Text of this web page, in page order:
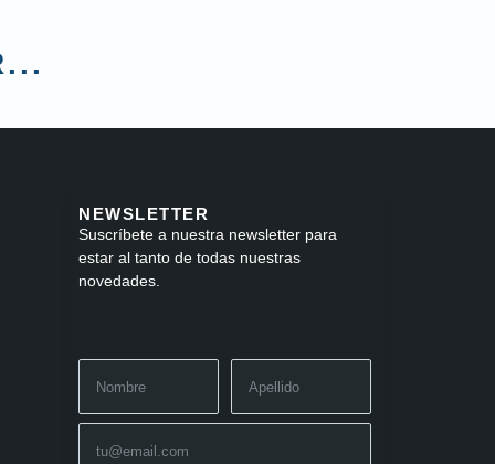
NEWSLETTER
Suscríbete a nuestra newsletter para
estar al tanto de todas nuestras
novedades.